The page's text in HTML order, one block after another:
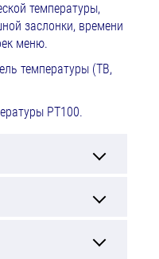
температуры,
заслонки, времени
меню.
температуры (ТВ,
РТ100.